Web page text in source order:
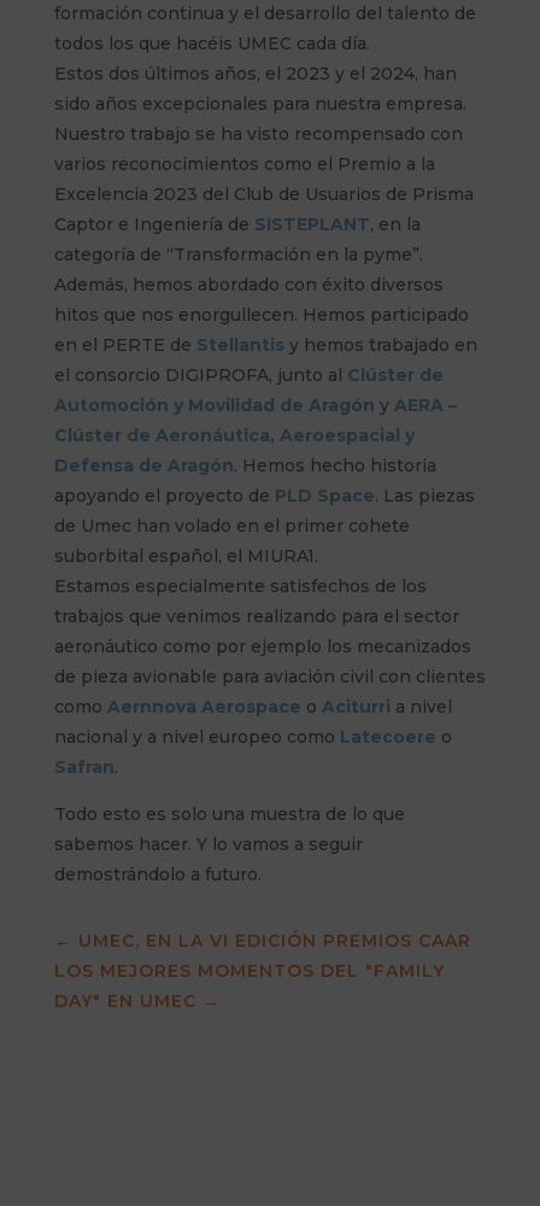
formación continua y el desarrollo del talento de
todos los que hacéis UMEC cada día.
Estos dos últimos años, el 2023 y el 2024, han
sido años excepcionales para nuestra empresa.
Nuestro trabajo se ha visto recompensado con
varios reconocimientos como el Premio a la
Excelencia 2023 del Club de Usuarios de Prisma
Captor e Ingeniería de SISTEPLANT, en la
categoría de “Transformación en la pyme”.
Además, hemos abordado con éxito diversos
hitos que nos enorgullecen. Hemos participado
en el PERTE de Stellantis y hemos trabajado en
el consorcio DIGIPROFA, junto al Clúster de
Automoción y Movilidad de Aragón y AERA –
Clúster de Aeronáutica, Aeroespacial y
Defensa de Aragón. Hemos hecho historia
apoyando el proyecto de PLD Space. Las piezas
de Umec han volado en el primer cohete
suborbital español, el MIURA1.
Estamos especialmente satisfechos de los
trabajos que venimos realizando para el sector
aeronáutico como por ejemplo los mecanizados
de pieza avionable para aviación civil con clientes
como Aernnova Aerospace o Aciturri a nivel
nacional y a nivel europeo como Latecoere o
Safran.
Todo esto es solo una muestra de lo que
sabemos hacer. Y lo vamos a seguir
demostrándolo a futuro.
← UMEC, EN LA VI EDICIÓN PREMIOS CAAR
LOS MEJORES MOMENTOS DEL "FAMILY
DAY" EN UMEC →